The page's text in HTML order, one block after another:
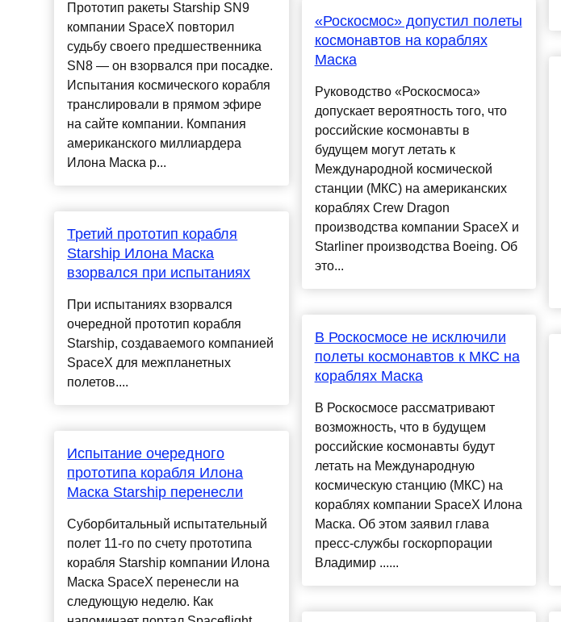
Прототип ракеты Starship SN9
компании SpaceX повторил
судьбу своего предшественника
SN8 — он взорвался при посадке.
Испытания космического корабля
транслировали в прямом эфире
на сайте компании. Компания
американского миллиардера
Илона Маска р...
Третий прототип корабля
Starship Илона Маска
взорвался при испытаниях
При испытаниях взорвался
очередной прототип корабля
Starship, создаваемого компанией
SpaceX для межпланетных
полетов....
Испытание очередного
прототипа корабля Илона
Маска Starship перенесли
Суборбитальный испытательный
полет 11-го по счету прототипа
корабля Starship компании Илона
Маска SpaceX перенесли на
следующую неделю. Как
«Роскосмос» допустил полеты
космонавтов на кораблях
Маска
Руководство «Роскосмоса»
допускает вероятность того, что
российские космонавты в
будущем могут летать к
Международной космической
станции (МКС) на американских
кораблях Crew Dragon
производства компании SpaceX и
Starliner производства Boeing. Об
это...
В Роскосмосе не исключили
полеты космонавтов к МКС на
кораблях Маска
В Роскосмосе рассматривают
возможность, что в будущем
российские космонавты будут
летать на Международную
космическую станцию (МКС) на
кораблях компании SpaceX Илона
Маска. Об этом заявил глава
пресс-службы госкорпорации
Владимир ......